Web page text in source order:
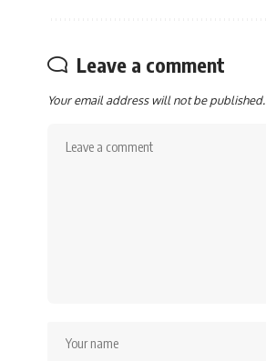
Leave a comment
Your email address will not be published.